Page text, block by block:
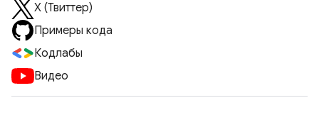
X (Твиттер)
Примеры кода
Кодлабы
Видео